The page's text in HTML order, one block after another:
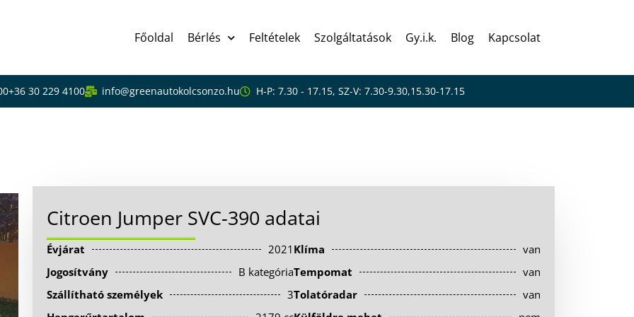
Főoldal Bérlés Feltételek Szolgáltatások Gy.i.k. Blog Kapcsolat
+36 30 229 4100 info@greenautokolcsonzo.hu H-P: 7.30 - 17.15, SZ-V: 7.30-9.30,15.30-17.15
Citroen Jumper SVC-390 adatai
Évjárat
2021
Jogosítvány
B kategória
Szállítható személyek
3
Klíma
van
Tempomat
van
Tolatóradar
van